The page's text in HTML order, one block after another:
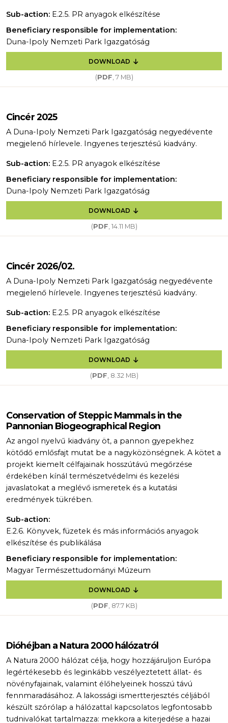
Sub-action: E.2.5. PR anyagok elkészítése
Beneficiary responsible for implementation:
Duna-Ipoly Nemzeti Park Igazgatóság
DOWNLOAD
(PDF, 7 MB)
Cincér 2025
A Duna-Ipoly Nemzeti Park Igazgatóság negyedévente
megjelenő hírlevele. Ingyenes terjesztésű kiadvány.
Sub-action: E.2.5. PR anyagok elkészítése
Beneficiary responsible for implementation:
Duna-Ipoly Nemzeti Park Igazgatóság
DOWNLOAD
(PDF, 14.11 MB)
Cincér 2026/02.
A Duna-Ipoly Nemzeti Park Igazgatóság negyedévente
megjelenő hírlevele. Ingyenes terjesztésű kiadvány.
Sub-action: E.2.5. PR anyagok elkészítése
Beneficiary responsible for implementation:
Duna-Ipoly Nemzeti Park Igazgatóság
DOWNLOAD
(PDF, 8.32 MB)
Conservation of Steppic Mammals in the
Pannonian Biogeographical Region
Az angol nyelvű kiadvány öt, a pannon gyepekhez
kötődő emlősfajt mutat be a nagyközönségnek. A kötet a
projekt kiemelt célfajainak hosszútávú megőrzése
érdekében kínál természetvédelmi és kezelési
javaslatokat a meglévő ismeretek és a kutatási
eredmények tükrében.
Sub-action:
E.2.6. Könyvek, füzetek és más információs anyagok
elkészítése és publikálása
Beneficiary responsible for implementation:
Magyar Természettudományi Múzeum
DOWNLOAD
(PDF, 87.7 KB)
Dióhéjban a Natura 2000 hálózatról
A Natura 2000 hálózat célja, hogy hozzájáruljon Európa
legértékesebb és leginkább veszélyeztetett állat- és
növényfajainak, valamint élőhelyeinek hosszú távú
fennmaradásához. A lakossági ismertterjesztés céljából
készült szórólap a hálózattal kapcsolatos legfontosabb
tudnivalókat tartalmazza: mekkora a kiterjedése a hazai